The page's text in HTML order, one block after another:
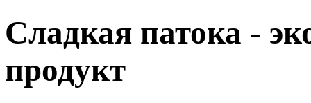
Сладкая патока -
продукт